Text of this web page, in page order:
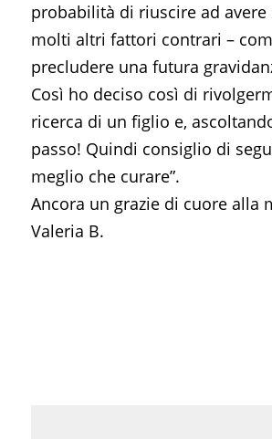
probabilità di riuscire ad
molti altri fattori contrari –
precludere una futura
Così ho deciso così di
ricerca di un figlio e,
passo! Quindi consiglio di
meglio che curare”.
Ancora un grazie di cuore alla
Valeria B.